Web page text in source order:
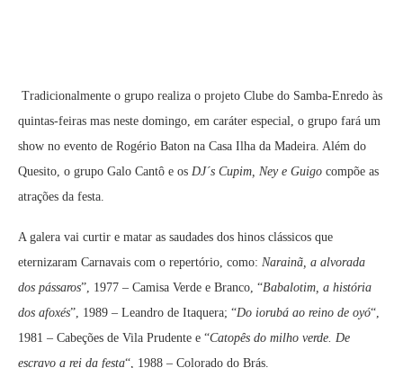
Tradicionalmente o grupo realiza o projeto Clube do Samba-Enredo às
quintas-feiras mas neste domingo, em caráter especial, o grupo fará um
show no evento de Rogério Baton na Casa Ilha da Madeira. Além do
Quesito, o grupo Galo Cantô e os DJ´s Cupim, Ney e Guigo compõe as
atrações da festa.
A galera vai curtir e matar as saudades dos hinos clássicos que
eternizaram Carnavais com o repertório, como: Narainã, a alvorada
dos pássaros”, 1977 – Camisa Verde e Branco, “Babalotim, a história
dos afoxés”, 1989 – Leandro de Itaquera; “Do iorubá ao reino de oyó“,
1981 – Cabeções de Vila Prudente e “Catopês do milho verde. De
escravo a rei da festa“, 1988 – Colorado do Brás.